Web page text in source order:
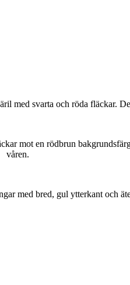
med svarta och röda fläckar.
mot en rödbrun
våren.
med bred, gul ytterkant och